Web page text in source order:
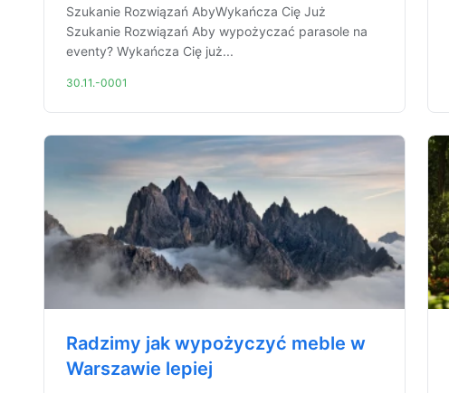
Szukanie Rozwiązań AbyWykańcza Cię Już
Szukanie Rozwiązań Aby wypożyczać parasole na
eventy? Wykańcza Cię już...
30.11.-0001
Radzimy jak wypożyczyć meble w
Warszawie lepiej